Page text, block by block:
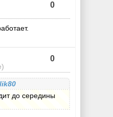
0
0
до середины